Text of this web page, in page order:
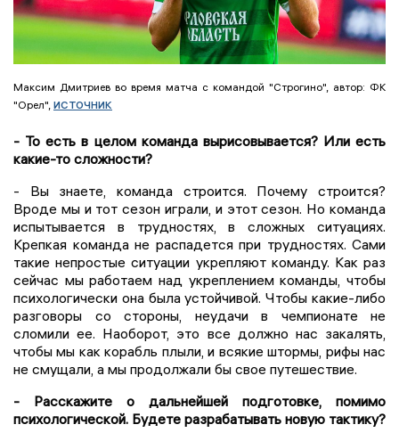
Максим Дмитриев во время матча с командой "Строгино", автор: ФК
"Орел", источник
- То есть в целом команда вырисовывается? Или есть
какие-то сложности?
- Вы знаете, команда строится. Почему строится?
Вроде мы и тот сезон играли, и этот сезон. Но команда
испытывается в трудностях, в сложных ситуациях.
Крепкая команда не распадется при трудностях. Сами
такие непростые ситуации укрепляют команду. Как раз
сейчас мы работаем над укреплением команды, чтобы
психологически она была устойчивой. Чтобы какие-либо
разговоры со стороны, неудачи в чемпионате не
сломили ее. Наоборот, это все должно нас закалять,
чтобы мы как корабль плыли, и всякие штормы, рифы нас
не смущали, а мы продолжали бы свое путешествие.
- Расскажите о дальнейшей подготовке, помимо
психологической. Будете разрабатывать новую тактику?